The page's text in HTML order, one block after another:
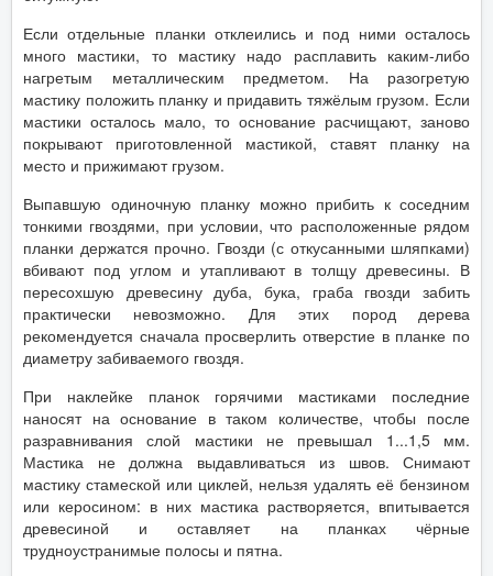
Если отдельные планки отклеились и под ними осталось
много мастики, то мастику надо расплавить каким-либо
нагретым металлическим предметом. На разогретую
мастику положить планку и придавить тяжёлым грузом. Если
мастики осталось мало, то основание расчищают, заново
покрывают приготовленной мастикой, ставят планку на
место и прижимают грузом.
Выпавшую одиночную планку можно прибить к соседним
тонкими гвоздями, при условии, что расположенные рядом
планки держатся прочно. Гвозди (с откусанными шляпками)
вбивают под углом и утапливают в толщу древесины. В
пересохшую древесину дуба, бука, граба гвозди забить
практически невозможно. Для этих пород дерева
рекомендуется сначала просверлить отверстие в планке по
диаметру забиваемого гвоздя.
При наклейке планок горячими мастиками последние
наносят на основание в таком количестве, чтобы после
разравнивания слой мастики не превышал 1...1,5 мм.
Мастика не должна выдавливаться из швов. Снимают
мастику стамеской или циклей, нельзя удалять её бензином
или керосином: в них мастика растворяется, впитывается
древесиной и оставляет на планках чёрные
трудноустранимые полосы и пятна.